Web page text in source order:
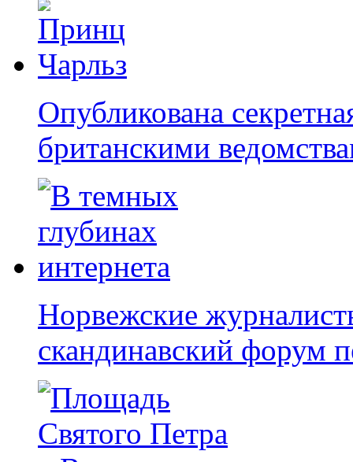
Опубликована
британскими
Норвежские
скандинавский форум